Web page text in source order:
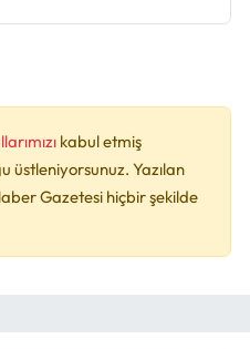
kabul etmiş
üstleniyorsunuz. Yazılan
Gazetesi hiçbir şekilde